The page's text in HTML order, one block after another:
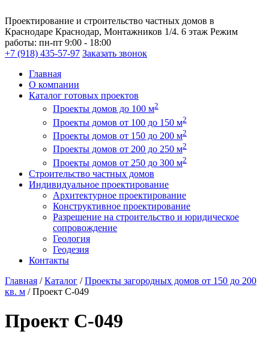
Проектирование и строительство частных домов в
Краснодаре Краснодар, Монтажников 1/4. 6 этаж Режим
работы: пн-пт 9:00 - 18:00
+7 (918) 435-57-97 Заказать звонок
Главная
О компании
Каталог готовых проектов
Проекты домов до 100 м2
Проекты домов от 100 до 150 м2
Проекты домов от 150 до 200 м2
Проекты домов от 200 до 250 м2
Проекты домов от 250 до 300 м2
Строительство частных домов
Индивидуальное проектирование
Архитектурное проектирование
Конструктивное проектирование
Разрешение на строительство и юридическое
сопровождение
Геология
Геодезия
Контакты
Главная /Каталог /Проекты загородных домов от 150 до 200
кв. м /Проект C-049
Проект C-049